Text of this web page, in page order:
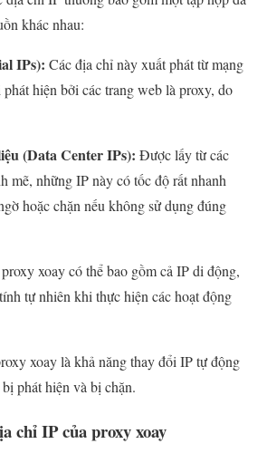
khác nhau:
IPs): Các địa chỉ này xuất phát từ mạng
hiện bởi các trang web là proxy, do
(Data Center IPs): Được lấy từ các
mẽ, những IP này có tốc độ rất nhanh
hoặc chặn nếu không sử dụng đúng
xoay có thể bao gồm cả IP di động,
tự nhiên khi thực hiện các hoạt động
xoay là khả năng thay đổi IP tự động
phát hiện và bị chặn.
chỉ IP của proxy xoay